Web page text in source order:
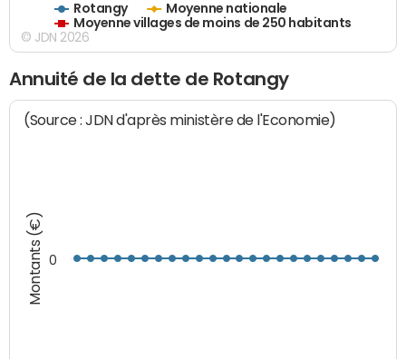
Rotangy
Moyenne nationale
Moyenne villages de moins de 250 habitants
© JDN 2026
Annuité de la dette de Rotangy
Montants (€)
(Source : JDN d'après ministère de l'Economie)
0